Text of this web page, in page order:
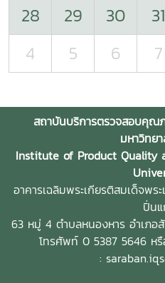
28
29 30 31
4
5 6 7
สถาบันบริการตรวจสอบคุ
มหาวิทย
Institute of Product Quality
อาคารเฉลิมพระเกียรติสมเด็จพ
ปิ่น
63 หมู่ 4 ตำบลหนองหาร อำเภอ
โทรศัพท์ 0 5387 5646 ห
: